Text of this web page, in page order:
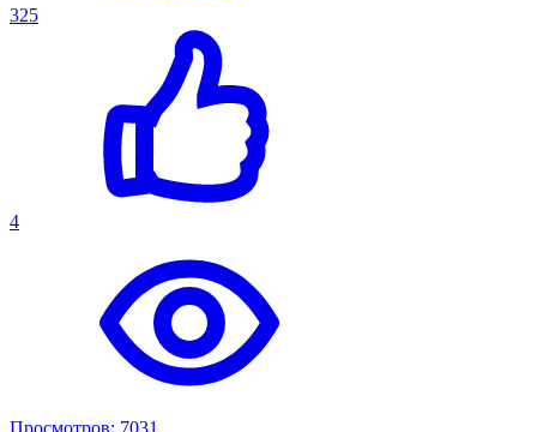
325
4
Просмотров: 7031